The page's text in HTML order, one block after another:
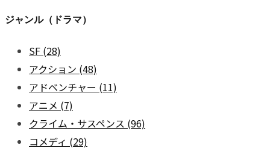
ジャンル（ドラマ）
SF (28)
アクション (48)
アドベンチャー (11)
アニメ (7)
クライム・サスペンス (96)
コメディ (29)